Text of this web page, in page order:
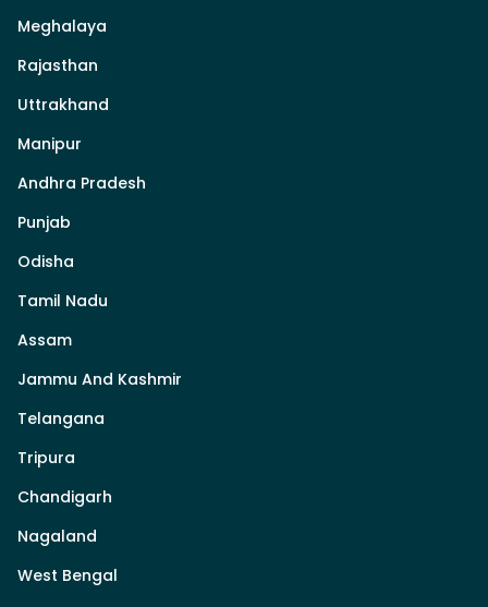
Meghalaya
Rajasthan
Uttrakhand
Manipur
Andhra Pradesh
Punjab
Odisha
Tamil Nadu
Assam
Jammu And Kashmir
Telangana
Tripura
Chandigarh
Nagaland
West Bengal